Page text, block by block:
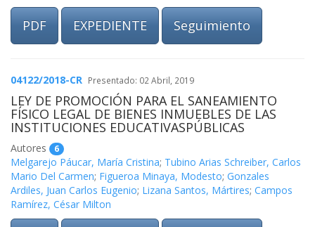
PDF EXPEDIENTE Seguimiento
04122/2018-CR Presentado: 02 Abril, 2019
LEY DE PROMOCIÓN PARA EL SANEAMIENTO
FÍSICO LEGAL DE BIENES INMUEBLES DE LAS
INSTITUCIONES EDUCATIVASPÚBLICAS
Autores 6
Melgarejo Páucar, María Cristina; Tubino Arias Schreiber, Carlos
Mario Del Carmen; Figueroa Minaya, Modesto; Gonzales
Ardiles, Juan Carlos Eugenio; Lizana Santos, Mártires; Campos
Ramírez, César Milton